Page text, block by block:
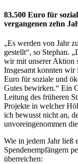
83.500 Euro für
vergangenen zehn
„Es werden von Jahr
gestellt“, so Stephan.
wir mit unserer Aktion
Insgesamt konnten wir
Euro für soziale und
Gutes bewirken.“ Ein
Leitung des früheren
Projekte in welcher
ich bewusst nicht an,
unvoreingenommen
Wie in jedem Jahr ließ
Spendenempfängern
überreichen: